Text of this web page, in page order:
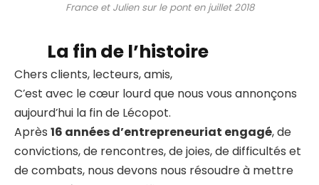
France et Julien sur le pont en juillet 2018
La fin de l’histoire
Chers clients, lecteurs, amis,
C’est avec le cœur lourd que nous vous annonçons
aujourd’hui la fin de Lécopot.
Après 16 années d’entrepreneuriat engagé, de
convictions, de rencontres, de joies, de difficultés et
de combats, nous devons nous résoudre à mettre